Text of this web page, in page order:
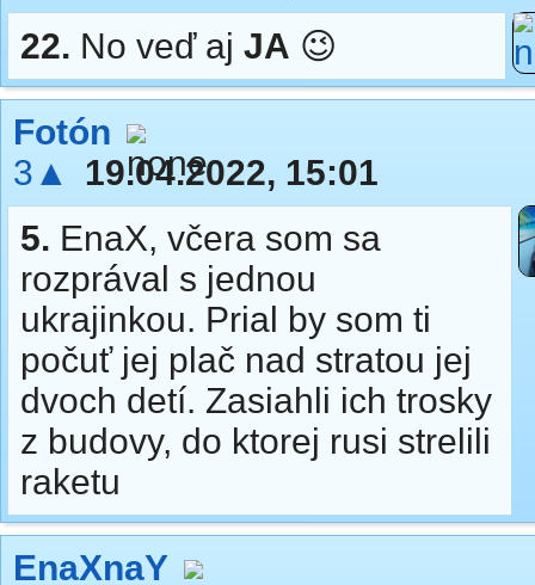
22. No veď aj JA 😉
Fotón
3▲
19.04.2022, 15:01
5. EnaX, včera som sa
rozprával s jednou
ukrajinkou. Prial by som ti
počuť jej plač nad stratou jej
dvoch detí. Zasiahli ich trosky
z budovy, do ktorej rusi strelili
raketu
EnaXnaY